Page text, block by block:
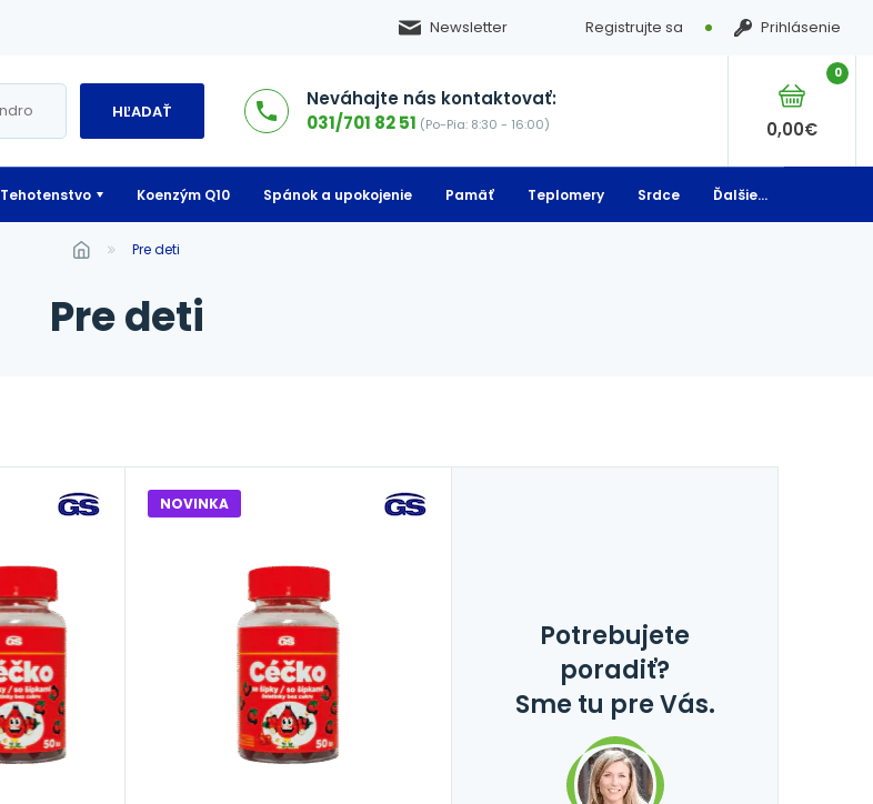
Newsletter Registrujte sa Prihlásenie
HĽADAŤ
Neváhajte nás kontaktovať:
031/701 82 51 (Po-Pia: 8:30 - 16:00)
0
0,00€
Tehotenstvo Koenzým Q10 Spánok a upokojenie Pamäť Teplomery Srdce Ďalšie...
pre deti
pre deti
NOVINKA
Potrebujete
poradiť?
Sme tu pre Vás.